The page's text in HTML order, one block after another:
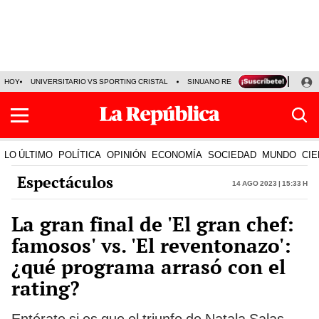
HOY UNIVERSITARIO VS SPORTING CRISTAL SINUANO RESULTADOS HOY
LO ÚLTIMO POLÍTICA OPINIÓN ECONOMÍA SOCIEDAD MUNDO
Espectáculos 14 Ago 2023 | 15:33 h
La gran final de 'El gran chef:
famosos' vs. 'El reventonazo':
¿qué programa arrasó con el
rating?